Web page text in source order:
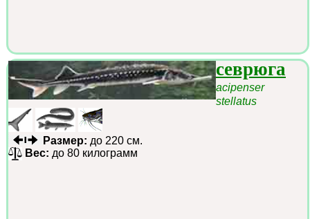
севрюга
acipenser
stellatus
Размер: до 220 см.
Вес: до 80 килограмм